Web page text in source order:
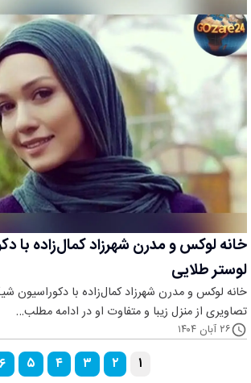
خانه لوکس و مدرن شهرزاد کمال‌زاده با
لوستر طلایی
خانه لوکس و مدرن شهرزاد کمال‌زاده با دکوراسیون
تصاویری از منزل زیبا و متفاوت او در ادامه مطلب…
۲۶ آبان ۱۴۰۴
۱ ۲ ۳ ۴ ۵ ۶